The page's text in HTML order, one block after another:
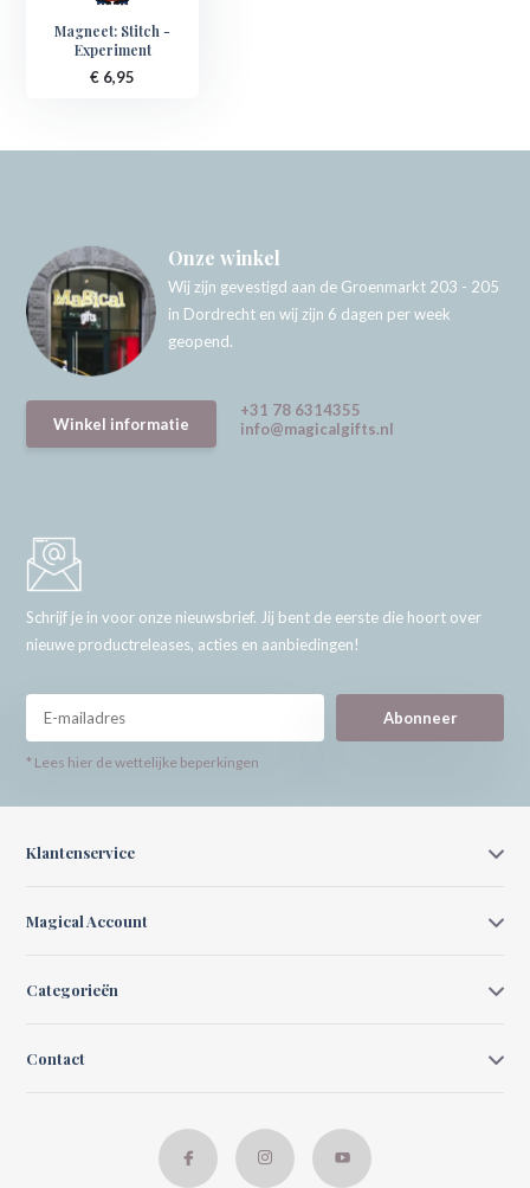
Magneet: Stitch -
Experiment
€ 6,95
Onze winkel
Wij zijn gevestigd aan de Groenmarkt 203 - 205
in Dordrecht en wij zijn 6 dagen per week
geopend.
Winkel informatie
+31 78 6314355
info@magicalgifts.nl
Schrijf je in voor onze nieuwsbrief. Jij bent de eerste die hoort over
nieuwe productreleases, acties en aanbiedingen!
Abonneer
* Lees hier de wettelijke beperkingen
Klantenservice
Magical Account
Categorieën
Contact